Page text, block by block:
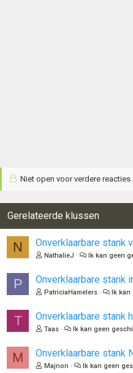
Niet open voor verdere reacties.
Gerelateerde klussen
N Onverklaarbare stank
NathalieJ Ik kan geen
P Onverklaarbare stank
PatriciaHamelers Ik kan
T Onverklaarbare stank
Taas Ik kan geen
M Onverklaarbare stank
Majnon Ik kan geen